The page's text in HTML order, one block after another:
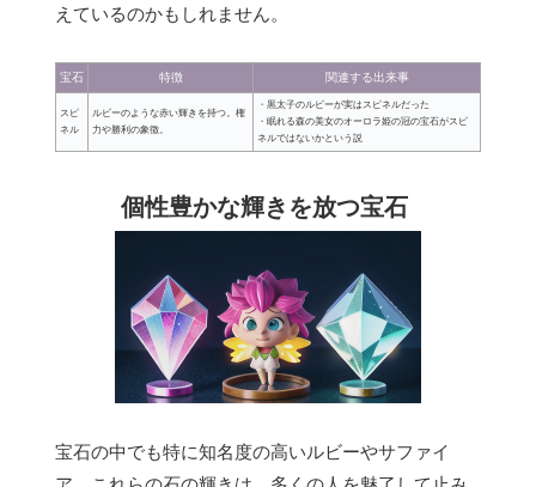
えているのかもしれません。
宝石 特徴 関連する出来事
スピ
ネル
ルビーのような赤い輝きを持つ。権
力や勝利の象徴。
・黒太子のルビーが実はスピネルだった
・眠れる森の美女のオーロラ姫の冠の宝石がスピ
ネルではないかという説
個性豊かな輝きを放つ宝石
宝石の中でも特に知名度の高いルビーやサファイ